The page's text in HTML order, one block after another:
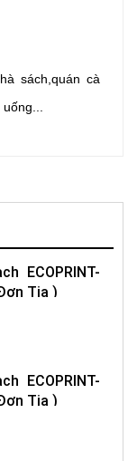
sách,quán cà
ECOPRINT-
Tia )
ECOPRINT-
Tia )